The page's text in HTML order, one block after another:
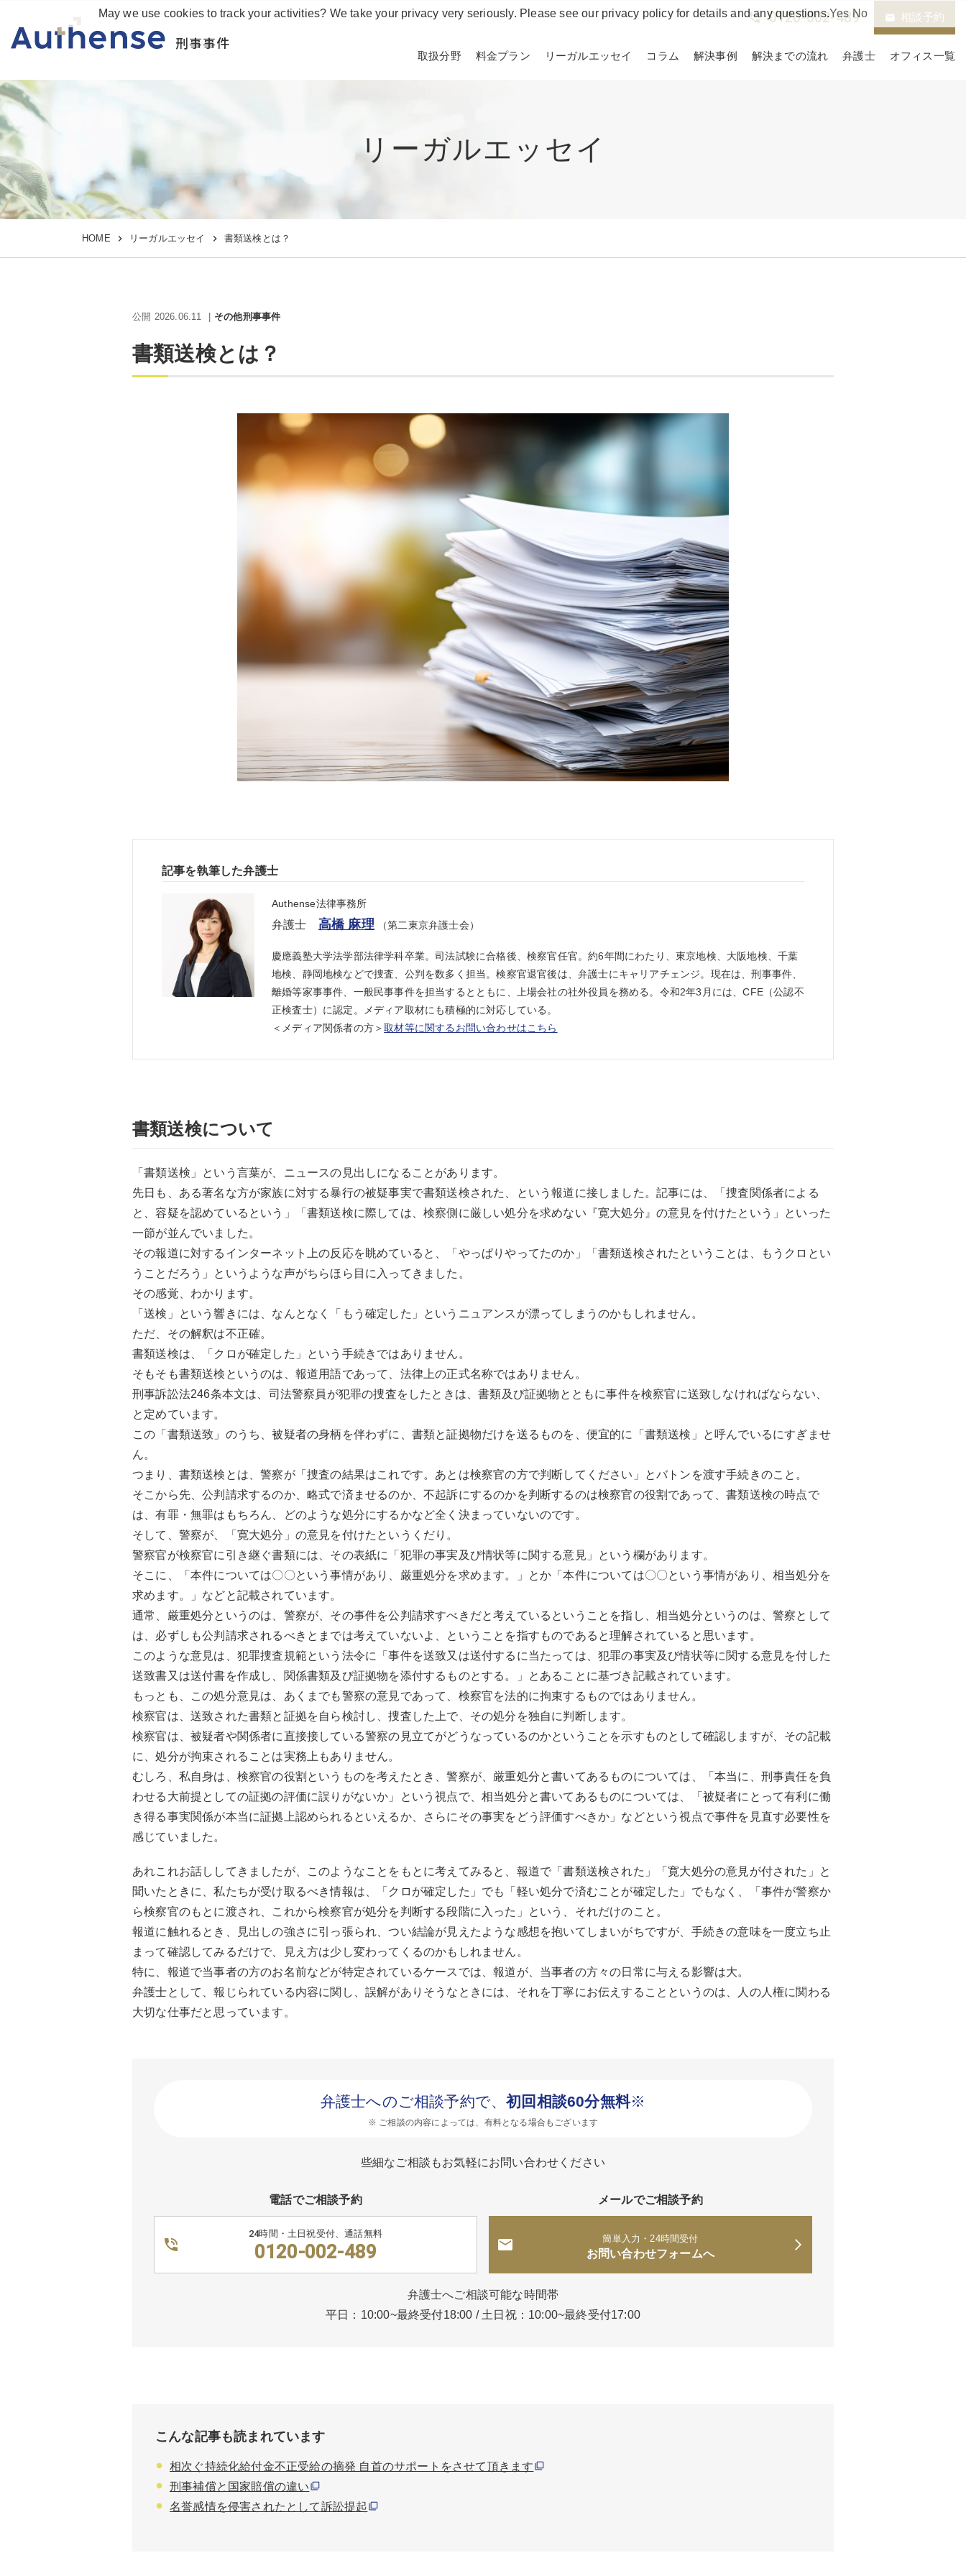
刑事事件
phone_in_talk 0120-002-489 email 相談予約
取扱分野 料金プラン リーガルエッセイ コラム 解決事例 解決までの流れ 弁護士 オフィス一覧
リーガルエッセイ
HOME リーガルエッセイ 書類送検とは？
公開 2026.06.11 その他刑事事件
書類送検とは？
記事を執筆した弁護士
Authense法律事務所
弁護士 高橋 麻理 （第二東京弁護士会）
慶應義塾大学法学部法律学科卒業。司法試験に合格後、検察官任官。約6年間にわたり、東京地検、大阪地検、千葉
地検、静岡地検などで捜査、公判を数多く担当。検察官退官後は、弁護士にキャリアチェンジ。現在は、刑事事件、
離婚等家事事件、一般民事事件を担当するとともに、上場会社の社外役員を務める。令和2年3月には、CFE（公認不
正検査士）に認定。メディア取材にも積極的に対応している。
＜メディア関係者の方＞取材等に関するお問い合わせはこちら
書類送検について
「書類送検」という言葉が、ニュースの見出しになることがあります。
先日も、ある著名な方が家族に対する暴行の被疑事実で書類送検された、という報道に接しました。記事には、「捜査関係者による
と、容疑を認めているという」「書類送検に際しては、検察側に厳しい処分を求めない『寛大処分』の意見を付けたという」といった
一節が並んでいました。
その報道に対するインターネット上の反応を眺めていると、「やっぱりやってたのか」「書類送検されたということは、もうクロとい
うことだろう」というような声がちらほら目に入ってきました。
その感覚、わかります。
「送検」という響きには、なんとなく「もう確定した」というニュアンスが漂ってしまうのかもしれません。
ただ、その解釈は不正確。
書類送検は、「クロが確定した」という手続きではありません。
そもそも書類送検というのは、報道用語であって、法律上の正式名称ではありません。
刑事訴訟法246条本文は、司法警察員が犯罪の捜査をしたときは、書類及び証拠物とともに事件を検察官に送致しなければならない、
と定めています。
この「書類送致」のうち、被疑者の身柄を伴わずに、書類と証拠物だけを送るものを、便宜的に「書類送検」と呼んでいるにすぎませ
ん。
つまり、書類送検とは、警察が「捜査の結果はこれです。あとは検察官の方で判断してください」とバトンを渡す手続きのこと。
そこから先、公判請求するのか、略式で済ませるのか、不起訴にするのかを判断するのは検察官の役割であって、書類送検の時点で
は、有罪・無罪はもちろん、どのような処分にするかなど全く決まっていないのです。
そして、警察が、「寛大処分」の意見を付けたというくだり。
警察官が検察官に引き継ぐ書類には、その表紙に「犯罪の事実及び情状等に関する意見」という欄があります。
そこに、「本件については〇〇という事情があり、厳重処分を求めます。」とか「本件については〇〇という事情があり、相当処分を
求めます。」などと記載されています。
通常、厳重処分というのは、警察が、その事件を公判請求すべきだと考えているということを指し、相当処分というのは、警察として
は、必ずしも公判請求されるべきとまでは考えていないよ、ということを指すものであると理解されていると思います。
このような意見は、犯罪捜査規範という法令に「事件を送致又は送付するに当たっては、犯罪の事実及び情状等に関する意見を付した
送致書又は送付書を作成し、関係書類及び証拠物を添付するものとする。」とあることに基づき記載されています。
もっとも、この処分意見は、あくまでも警察の意見であって、検察官を法的に拘束するものではありません。
検察官は、送致された書類と証拠を自ら検討し、捜査した上で、その処分を独自に判断します。
検察官は、被疑者や関係者に直接接している警察の見立てがどうなっているのかということを示すものとして確認しますが、その記載
に、処分が拘束されることは実務上もありません。
むしろ、私自身は、検察官の役割というものを考えたとき、警察が、厳重処分と書いてあるものについては、「本当に、刑事責任を負
わせる大前提としての証拠の評価に誤りがないか」という視点で、相当処分と書いてあるものについては、「被疑者にとって有利に働
き得る事実関係が本当に証拠上認められるといえるか、さらにその事実をどう評価すべきか」などという視点で事件を見直す必要性を
感じていました。
あれこれお話ししてきましたが、このようなことをもとに考えてみると、報道で「書類送検された」「寛大処分の意見が付された」と
聞いたときに、私たちが受け取るべき情報は、「クロが確定した」でも「軽い処分で済むことが確定した」でもなく、「事件が警察か
ら検察官のもとに渡され、これから検察官が処分を判断する段階に入った」という、それだけのこと。
報道に触れるとき、見出しの強さに引っ張られ、つい結論が見えたような感想を抱いてしまいがちですが、手続きの意味を一度立ち止
まって確認してみるだけで、見え方は少し変わってくるのかもしれません。
特に、報道で当事者の方のお名前などが特定されているケースでは、報道が、当事者の方々の日常に与える影響は大。
弁護士として、報じられている内容に関し、誤解がありそうなときには、それを丁寧にお伝えすることというのは、人の人権に関わる
大切な仕事だと思っています。
弁護士へのご相談予約で、初回相談60分無料※
※ ご相談の内容によっては、有料となる場合もございます
些細なご相談もお気軽にお問い合わせください
電話でご相談予約
24時間・土日祝受付、通話無料
0120-002-489
メールでご相談予約
簡単入力・24時間受付
お問い合わせフォームへ
弁護士へご相談可能な時間帯
平日：10:00~最終受付18:00 / 土日祝：10:00~最終受付17:00
こんな記事も読まれています
相次ぐ持続化給付金不正受給の摘発 自首のサポートをさせて頂きます
刑事補償と国家賠償の違い
名誉感情を侵害されたとして訴訟提起
May we use cookies to track your activities? We take your privacy very seriously. Please see our privacy policy for details and any questions.Yes No